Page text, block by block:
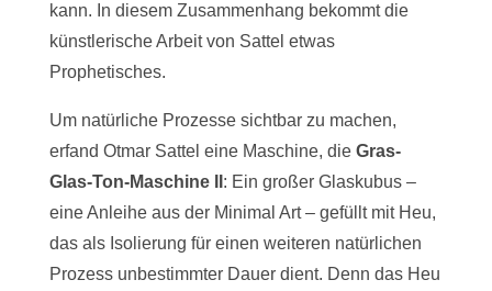
kann. In diesem Zusammenhang bekommt die
künstlerische Arbeit von Sattel etwas
Prophetisches.
Um natürliche Prozesse sichtbar zu machen,
erfand Otmar Sattel eine Maschine, die Gras-
Glas-Ton-Maschine II : Ein großer Glaskubus –
eine Anleihe aus der Minimal Art – gefüllt mit Heu,
das als Isolierung für einen weiteren natürlichen
Prozess unbestimmter Dauer dient. Denn das Heu